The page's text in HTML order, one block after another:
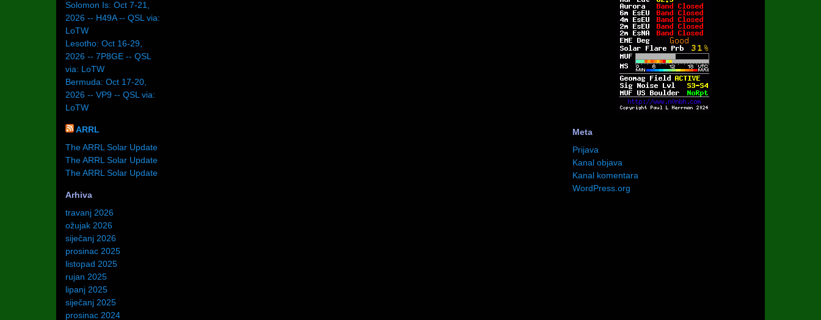
Solomon Is: Oct 7-21,
2026 -- H49A -- QSL via:
LoTW
Lesotho: Oct 16-29,
2026 -- 7P8GE -- QSL
via: LoTW
Bermuda: Oct 17-20,
2026 -- VP9 -- QSL via:
LoTW
ARRL
The ARRL Solar Update
The ARRL Solar Update
The ARRL Solar Update
Arhiva
travanj 2026
ožujak 2026
siječanj 2026
prosinac 2025
listopad 2025
rujan 2025
lipanj 2025
siječanj 2025
prosinac 2024
Meta
Prijava
Kanal objava
Kanal komentara
WordPress.org